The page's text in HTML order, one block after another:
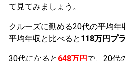
て見てみましょう。
クルーズに勤める20代の平均年
平均年収と比べると 118万円プ
30代になると 648万円 で、20代